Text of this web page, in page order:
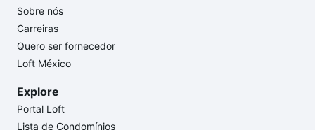
Sobre nós
Carreiras
Quero ser fornecedor
Loft México
Explore
Portal Loft
Lista de Condomínios